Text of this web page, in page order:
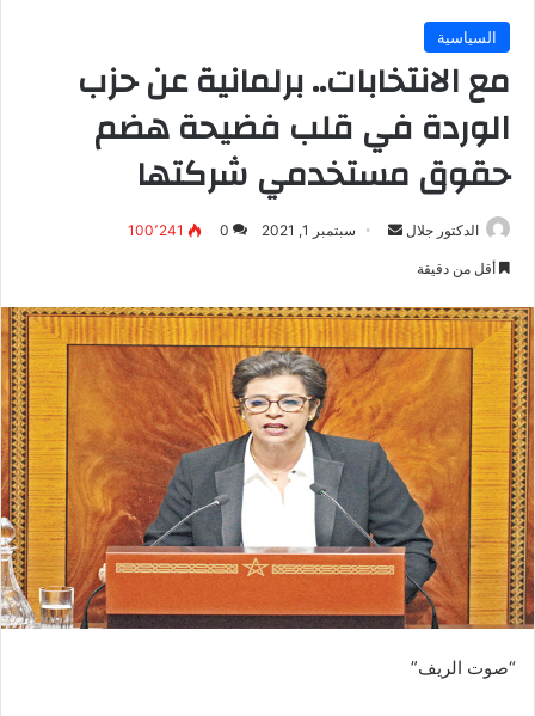
السياسية
مع الانتخابات.. برلمانية عن حزب
الوردة في قلب فضيحة هضم
حقوق مستخدمي شركتها
الدكتور جلال
أرسل سبتمبر 1, 2021 0 100٬241
أقل من دقيقة
“صوت الريف”